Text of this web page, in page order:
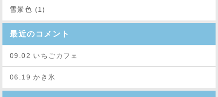
雪景色 (1)
最近のコメント
09.02 いちごカフェ
06.19 かき氷